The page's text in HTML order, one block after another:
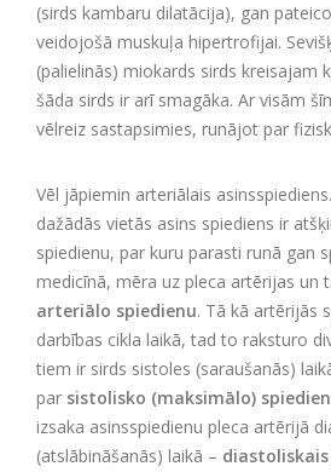
(sirds kambaru dilatācija), gan
veidojošā muskuļa hipertrofijai.
(palielinās) miokards sirds kreisajam
šāda sirds ir arī smagāka. Ar visām
vēlreiz sastapsimies, runājot par
Vēl jāpiemin arteriālais
dažādās vietās asins spiediens ir
spiedienu, par kuru parasti runā gan
medicīnā, mēra uz pleca artērijas un
arteriālo spiedienu. Tā kā artērijās
darbības cikla laikā, tad to raksturo
tiem ir sirds sistoles (saraušanās)
par sistolisko (maksimālo)
izsaka asinsspiedienu pleca artērijā
(atslābināšanās) laikā –